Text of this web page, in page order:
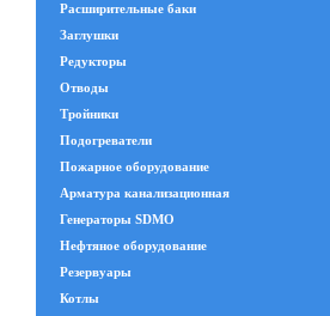
Расширительные баки
Заглушки
Редукторы
Отводы
Тройники
Подогреватели
Пожарное оборудование
Арматура канализационная
Генераторы SDMO
Нефтяное оборудование
Резервуары
Котлы